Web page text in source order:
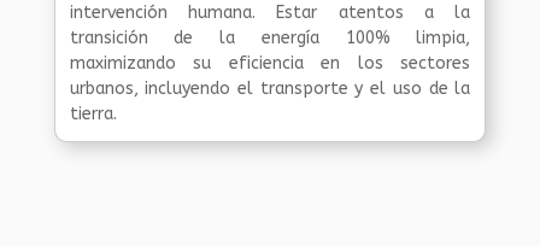
intervención humana. Estar atentos a la
transición de la energía 100% limpia,
maximizando su eficiencia en los sectores
urbanos, incluyendo el transporte y el uso de la
tierra.